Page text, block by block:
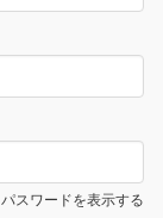
パスワードを表示する